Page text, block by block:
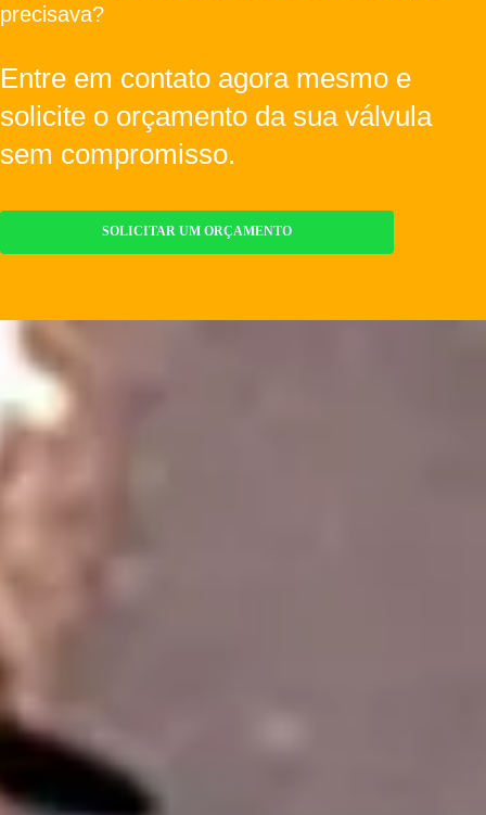
precisava?
Entre em contato agora mesmo e
solicite o orçamento da sua válvula
sem compromisso.
SOLICITAR UM ORÇAMENTO